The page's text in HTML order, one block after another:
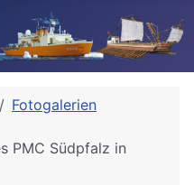
Fotogalerien
PMC Südpfalz in